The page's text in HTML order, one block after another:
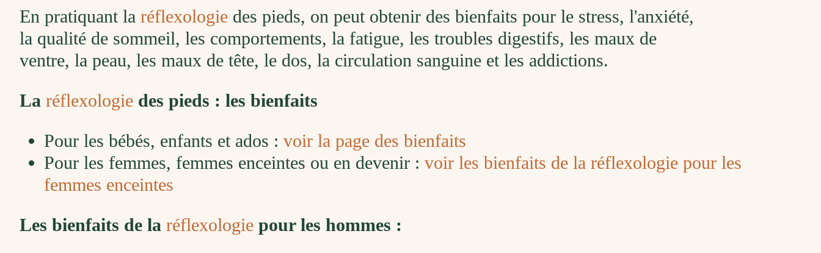
En pratiquant la réflexologie des pieds, on peut obtenir des bienfaits pour le stress, l'anxiété,
la qualité de sommeil, les comportements, la fatigue, les troubles digestifs, les maux de
ventre, la peau, les maux de tête, le dos, la circulation sanguine et les addictions.
La réflexologie des pieds : les bienfaits
Pour les bébés, enfants et ados : voir la page des bienfaits
Pour les femmes, femmes enceintes ou en devenir : voir les bienfaits de la réflexologie pour les
femmes enceintes
Les bienfaits de la réflexologie pour les hommes :